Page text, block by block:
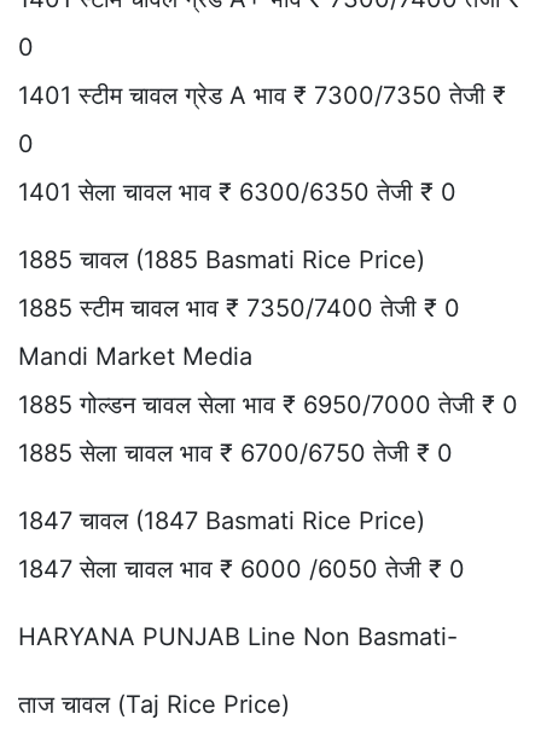
0
1401 स्टीम चावल ग्रेड A भाव ₹ 7300/7350 तेजी ₹
0
1401 सेला चावल भाव ₹ 6300/6350 तेजी ₹ 0
1885 चावल (1885 Basmati Rice Price)
1885 स्टीम चावल भाव ₹ 7350/7400 तेजी ₹ 0
Mandi Market Media
1885 गोल्डन चावल सेला भाव ₹ 6950/7000 तेजी ₹ 0
1885 सेला चावल भाव ₹ 6700/6750 तेजी ₹ 0
1847 चावल (1847 Basmati Rice Price)
1847 सेला चावल भाव ₹ 6000 /6050 तेजी ₹ 0
HARYANA PUNJAB Line Non Basmati-
ताज चावल (Taj Rice Price)